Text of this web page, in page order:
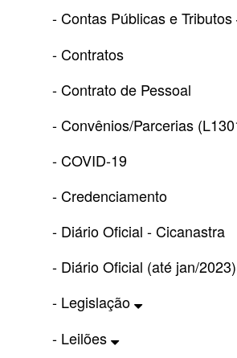
- Contas Públicas e Tributos
- Contratos
- Contrato de Pessoal
- Convênios/Parcerias
- COVID-19
- Credenciamento
- Diário Oficial - Cicanastra
- Diário Oficial (até jan/2023)
- Legislação
- Leilões